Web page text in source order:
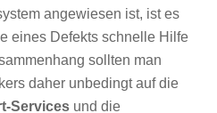
angewiesen ist, ist es
eines Defekts schnelle Hilfe
sollten man
daher unbedingt auf die
Services und die